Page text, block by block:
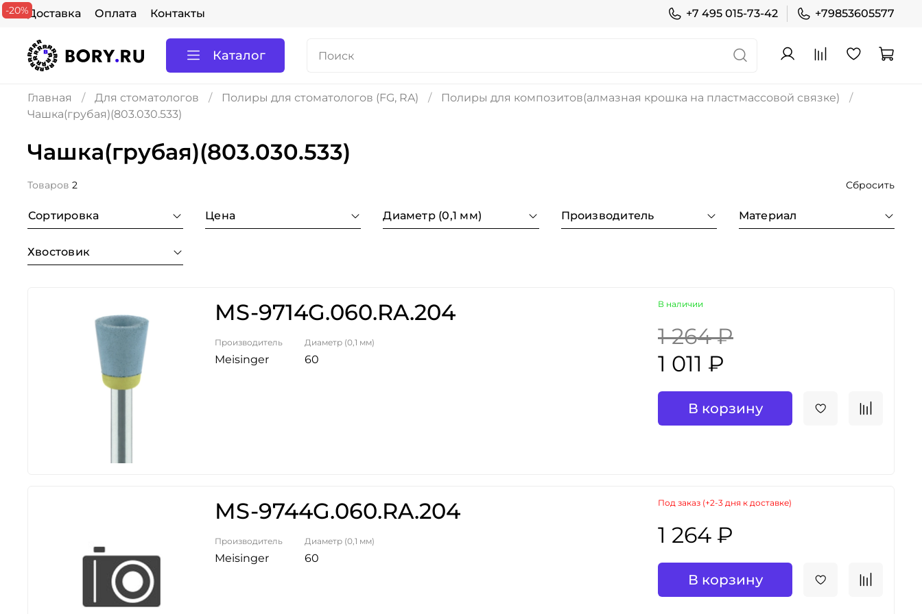
Доставка Оплата Контакты +7 495 015-73-42 +79853605577
Каталог
Главная Для стоматологов Полиры для стоматологов (FG, RA)
Полиры для композитов(алмазная крошка на пластмассовой связке)
Чашка(грубая)(803.030.533)
Чашка(грубая)(803.030.533)
Товаров 2 Сбросить
Сортировка Цена Диаметр (0,1 мм) Производитель Материал
Хвостовик
-20%
MS-9714G.060.RA.204
Производитель
Meisinger
Диаметр (0,1 мм)
60
В наличии
1 264 ₽
1 011 ₽
В корзину
MS-9744G.060.RA.204
Производитель
Meisinger
Диаметр (0,1 мм)
60
Под заказ (+2-3 дня к доставке)
1 264 ₽
В корзину